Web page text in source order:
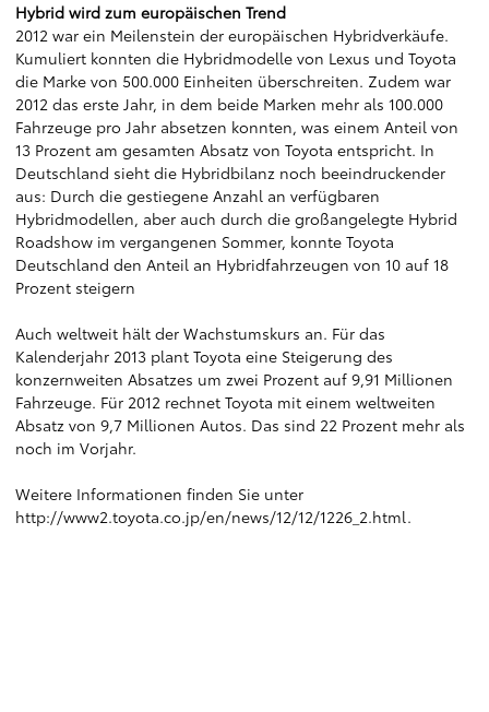
Hybrid wird zum europäischen Trend
2012 war ein Meilenstein der europäischen Hybridverkäufe.
Kumuliert konnten die Hybridmodelle von Lexus und Toyota
die Marke von 500.000 Einheiten überschreiten. Zudem war
2012 das erste Jahr, in dem beide Marken mehr als 100.000
Fahrzeuge pro Jahr absetzen konnten, was einem Anteil von
13 Prozent am gesamten Absatz von Toyota entspricht. In
Deutschland sieht die Hybridbilanz noch beeindruckender
aus: Durch die gestiegene Anzahl an verfügbaren
Hybridmodellen, aber auch durch die großangelegte Hybrid
Roadshow im vergangenen Sommer, konnte Toyota
Deutschland den Anteil an Hybridfahrzeugen von 10 auf 18
Prozent steigern
Auch weltweit hält der Wachstumskurs an. Für das
Kalenderjahr 2013 plant Toyota eine Steigerung des
konzernweiten Absatzes um zwei Prozent auf 9,91 Millionen
Fahrzeuge. Für 2012 rechnet Toyota mit einem weltweiten
Absatz von 9,7 Millionen Autos. Das sind 22 Prozent mehr als
noch im Vorjahr.
Weitere Informationen finden Sie unter
http://www2.toyota.co.jp/en/news/12/12/1226_2.html.